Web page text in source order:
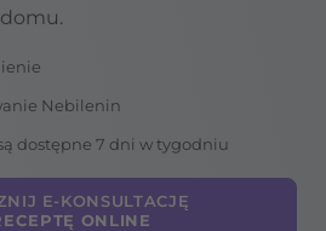
Nebilenin
dostępne 7 dni w tygodniu
E-KONSULTACJĘ
ONLINE